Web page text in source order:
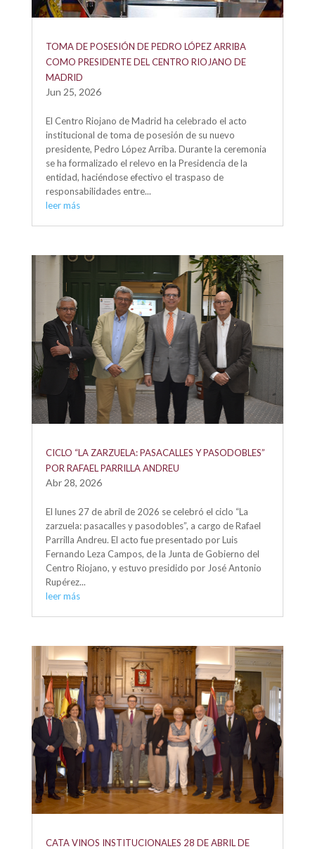
TOMA DE POSESIÓN DE PEDRO LÓPEZ ARRIBA
COMO PRESIDENTE DEL CENTRO RIOJANO DE
MADRID
Jun 25, 2026
El Centro Riojano de Madrid ha celebrado el acto
institucional de toma de posesión de su nuevo
presidente, Pedro López Arriba. Durante la ceremonia
se ha formalizado el relevo en la Presidencia de la
entidad, haciéndose efectivo el traspaso de
responsabilidades entre...
leer más
CICLO “LA ZARZUELA: PASACALLES Y PASODOBLES”
POR RAFAEL PARRILLA ANDREU
Abr 28, 2026
El lunes 27 de abril de 2026 se celebró el ciclo “La
zarzuela: pasacalles y pasodobles”, a cargo de Rafael
Parrilla Andreu. El acto fue presentado por Luis
Fernando Leza Campos, de la Junta de Gobierno del
Centro Riojano, y estuvo presidido por José Antonio
Rupérez...
leer más
CATA VINOS INSTITUCIONALES 28 DE ABRIL DE